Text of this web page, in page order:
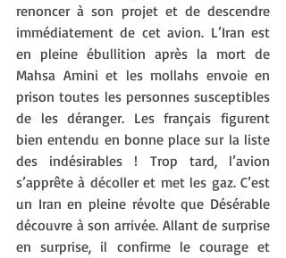
renoncer à son projet et de descendre
immédiatement de cet avion. L’Iran est
en pleine ébullition après la mort de
Mahsa Amini et les mollahs envoie en
prison toutes les personnes susceptibles
de les déranger. Les français figurent
bien entendu en bonne place sur la liste
des indésirables ! Trop tard, l’avion
s’apprête à décoller et met les gaz. C’est
un Iran en pleine révolte que Désérable
découvre à son arrivée. Allant de surprise
en surprise, il confirme le courage et